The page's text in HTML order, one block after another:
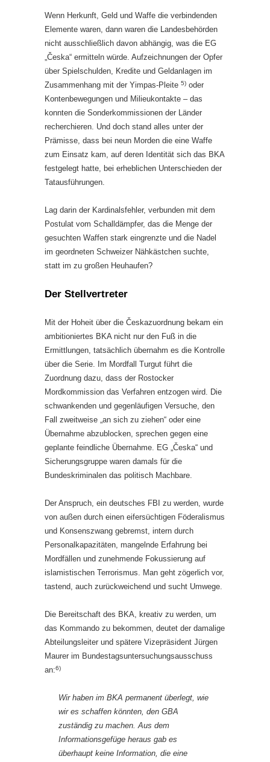
Wenn Herkunft, Geld und Waffe die verbindenden
Elemente waren, dann waren die Landesbehörden
nicht ausschließlich davon abhängig, was die EG
„Česka“ ermitteln würde. Aufzeichnungen der Opfer
über Spielschulden, Kredite und Geldanlagen im
Zusammenhang mit der Yimpas-Pleite 5) oder
Kontenbewegungen und Milieukontakte – das
konnten die Sonderkommissionen der Länder
recherchieren. Und doch stand alles unter der
Prämisse, dass bei neun Morden die eine Waffe
zum Einsatz kam, auf deren Identität sich das BKA
festgelegt hatte, bei erheblichen Unterschieden der
Tatausführungen.
Lag darin der Kardinalsfehler, verbunden mit dem
Postulat vom Schalldämpfer, das die Menge der
gesuchten Waffen stark eingrenzte und die Nadel
im geordneten Schweizer Nähkästchen suchte,
statt im zu großen Heuhaufen?
Der Stellvertreter
Mit der Hoheit über die Českazuordnung bekam ein
ambitioniertes BKA nicht nur den Fuß in die
Ermittlungen, tatsächlich übernahm es die Kontrolle
über die Serie. Im Mordfall Turgut führt die
Zuordnung dazu, dass der Rostocker
Mordkommission das Verfahren entzogen wird. Die
schwankenden und gegenläufigen Versuche, den
Fall zweitweise „an sich zu ziehen“ oder eine
Übernahme abzublocken, sprechen gegen eine
geplante feindliche Übernahme. EG „Česka“ und
Sicherungsgruppe waren damals für die
Bundeskriminalen das politisch Machbare.
Der Anspruch, ein deutsches FBI zu werden, wurde
von außen durch einen eifersüchtigen Föderalismus
und Konsenszwang gebremst, intern durch
Personalkapazitäten, mangelnde Erfahrung bei
Mordfällen und zunehmende Fokussierung auf
islamistischen Terrorismus. Man geht zögerlich vor,
tastend, auch zurückweichend und sucht Umwege.
Die Bereitschaft des BKA, kreativ zu werden, um
das Kommando zu bekommen, deutet der damalige
Abteilungsleiter und spätere Vizepräsident Jürgen
Maurer im Bundestagsuntersuchungsausschuss
an:6)
Wir haben im BKA permanent überlegt, wie
wir es schaffen könnten, den GBA
zuständig zu machen. Aus dem
Informationsgefüge heraus gab es
überhaupt keine Information, die eine